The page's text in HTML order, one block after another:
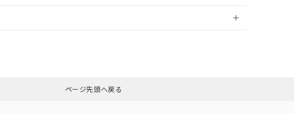
ダウンロードはこちらページ先頭へ戻る